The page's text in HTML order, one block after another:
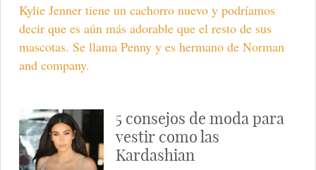
Kylie Jenner tiene un cachorro nuevo y podríamos
decir que es aún más adorable que el resto de sus
mascotas. Se llama Penny y es hermano de Norman
and company.
5 consejos de moda para
vestir como las
Kardashian